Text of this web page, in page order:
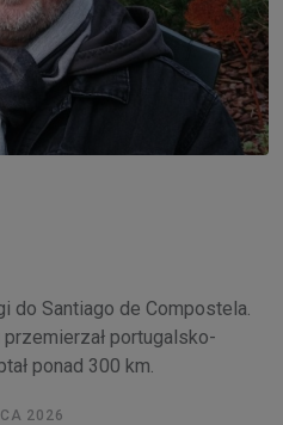
do Santiago de Compostela.
portugalsko-
ponad 300 km.
2026